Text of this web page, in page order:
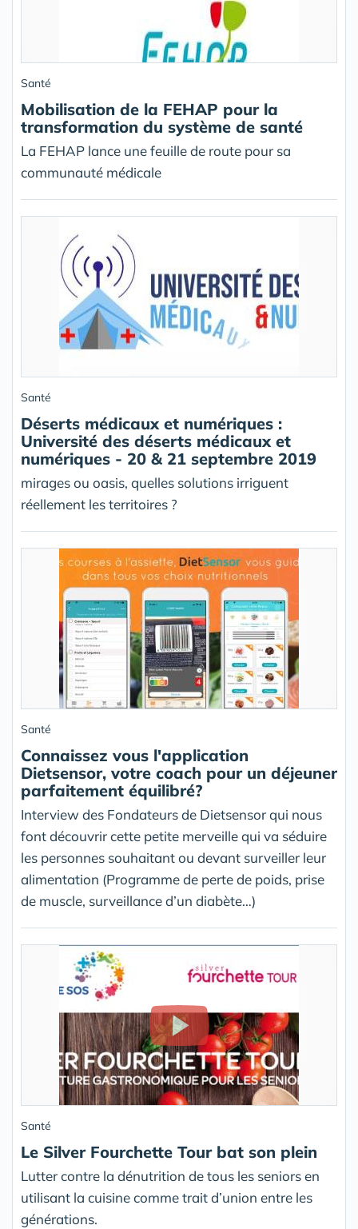
Santé
Mobilisation de la FEHAP pour la
transformation du système de santé
La FEHAP lance une feuille de route pour sa
communauté médicale
Santé
Déserts médicaux et numériques :
Université des déserts médicaux et
numériques - 20 & 21 septembre 2019
mirages ou oasis, quelles solutions irriguent
réellement les territoires ?
Santé
Connaissez vous l'application
Dietsensor, votre coach pour un déjeuner
parfaitement équilibré?
Interview des Fondateurs de Dietsensor qui nous
font découvrir cette petite merveille qui va séduire
les personnes souhaitant ou devant surveiller leur
alimentation (Programme de perte de poids, prise
de muscle, surveillance d’un diabète…)
Santé
Le Silver Fourchette Tour bat son plein
Lutter contre la dénutrition de tous les seniors en
utilisant la cuisine comme trait d’union entre les
générations.